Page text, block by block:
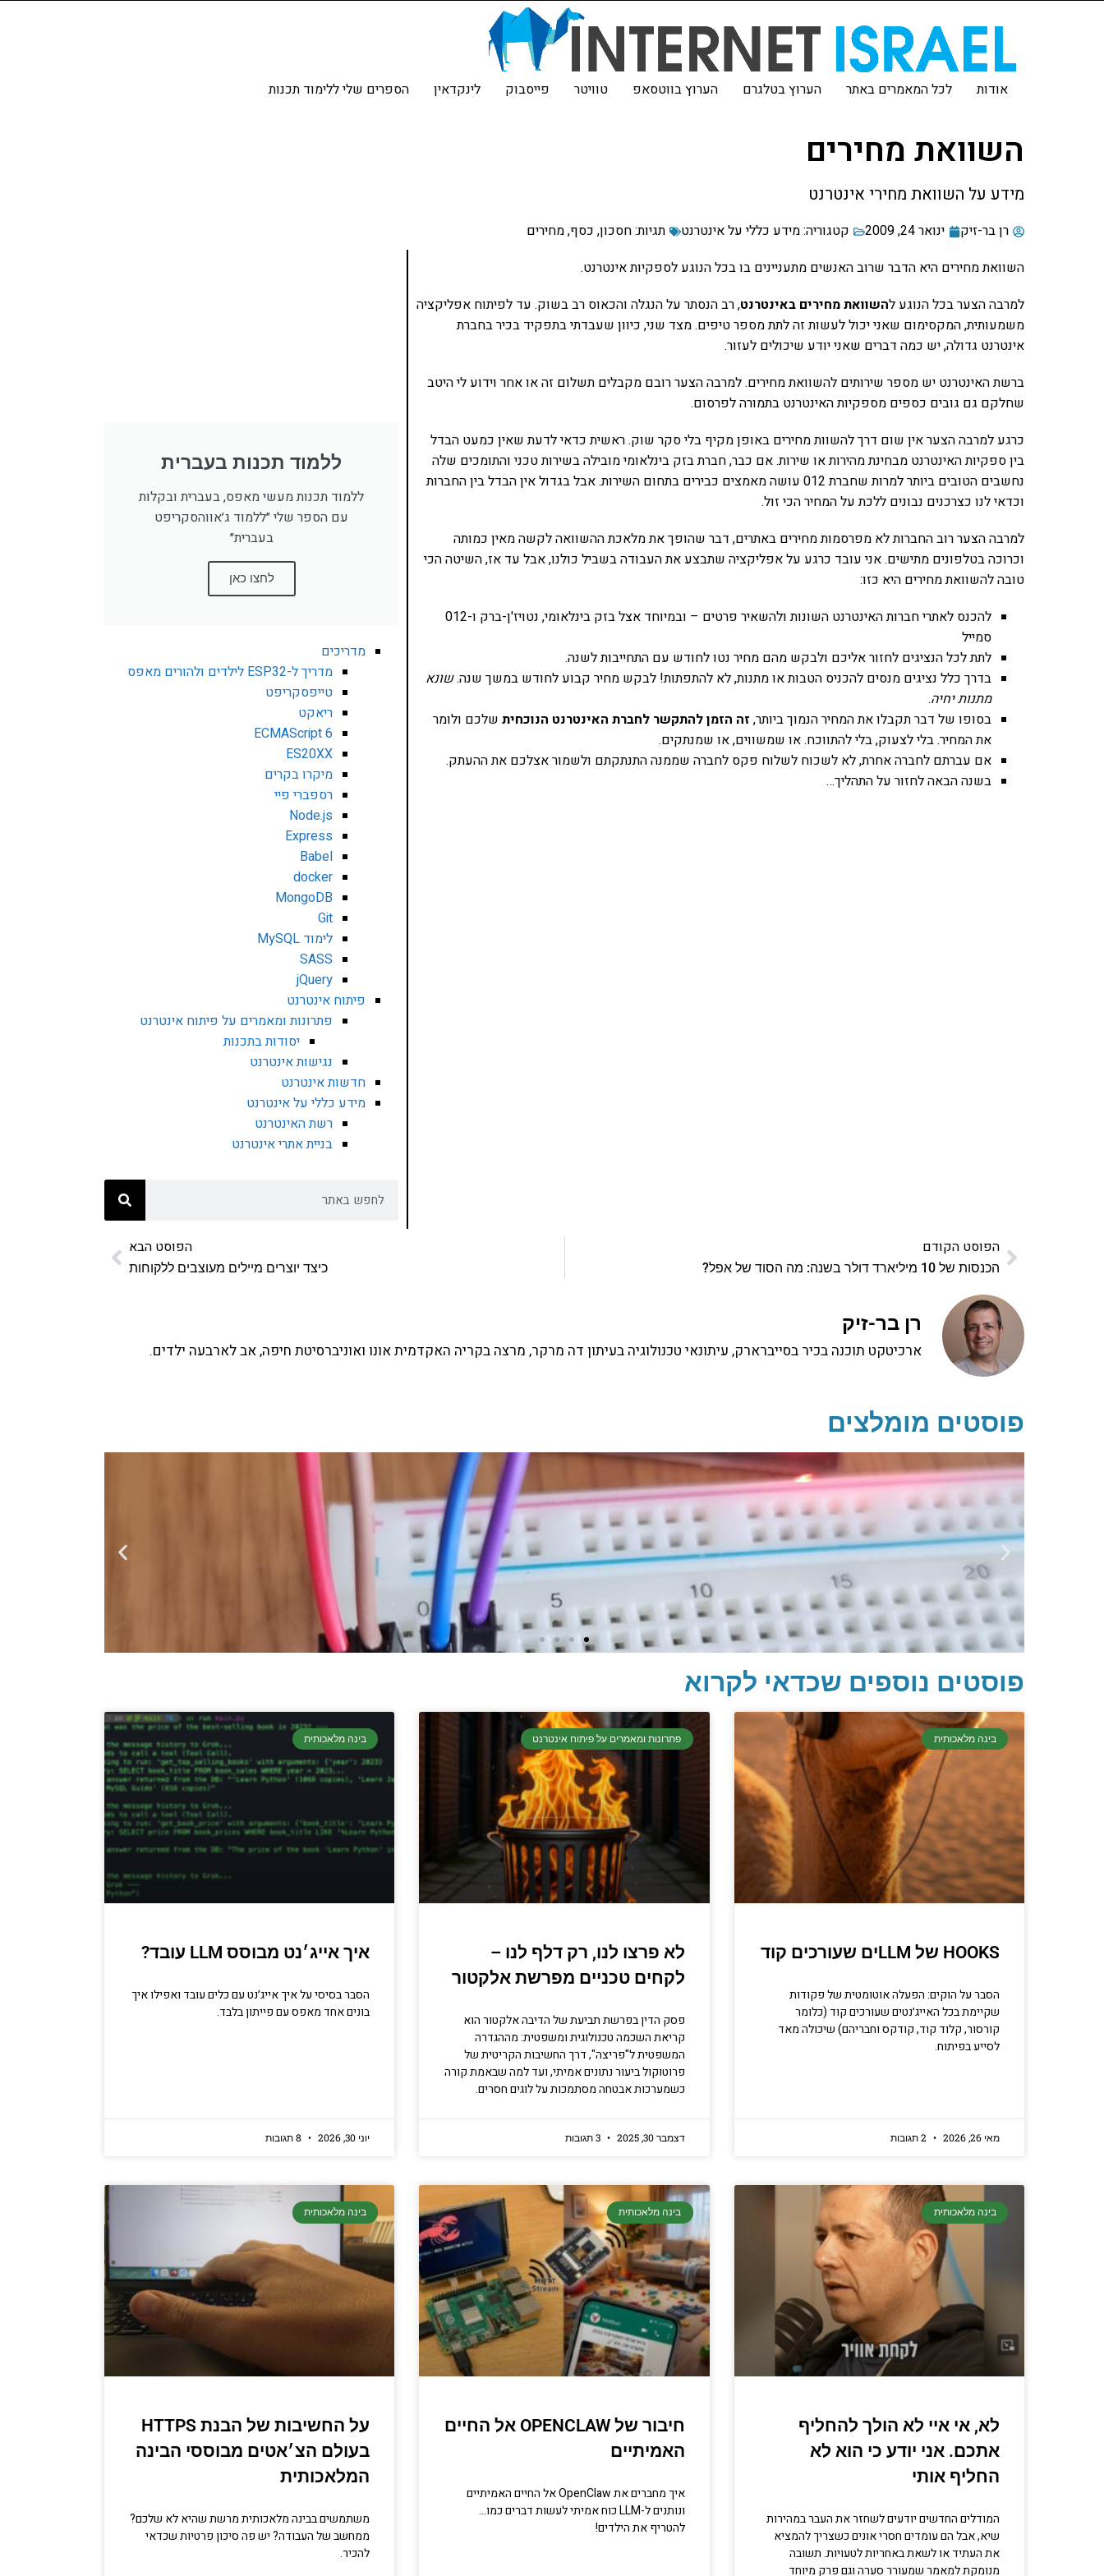
אודות לכל המאמרים באתר הערוץ בטלגרם הערוץ בווטסאפ טוויטר פייסבוק לינקדאין הספרים שלי ללימוד תכנות
השוואת מחירים
מידע על השוואת מחירי אינטרנט
רן בר-זיק ינואר 24, 2009 קטגוריה:מידע כללי על אינטרנט תגיות:חסכון, כסף,מחירים
השוואת מחירים היא הדבר שרוב האנשים מתעניינים בו בכל הנוגע לספקיות אינטרנט.
למרבה הצער בכל הנוגע להשוואת מחירים באינטרנט, רב הנסתר על הנגלה והכאוס רב בשוק. עד לפיתוח אפליקציה
משמעותית, המקסימום שאני יכול לעשות זה לתת מספר טיפים. מצד שני, כיוון שעבדתי בתפקיד בכיר בחברת
אינטרנט גדולה, יש כמה דברים שאני יודע שיכולים לעזור.
ברשת האינטרנט יש מספר שירותים להשוואת מחירים. למרבה הצער רובם מקבלים תשלום זה או אחר וידוע לי היטב
שחלקם גם גובים כספים מספקיות האינטרנט בתמורה לפרסום.
כרגע למרבה הצער אין שום דרך להשוות מחירים באופן מקיף בלי סקר שוק. ראשית כדאי לדעת שאין כמעט הבדל
בין ספקיות האינטרנט מבחינת מהירות או שירות. אם כבר, חברת בזק בינלאומי מובילה בשירות טכני והתומכים שלה
נחשבים הטובים ביותר למרות שחברת 012 עושה מאמצים כבירים בתחום השירות. אבל בגדול אין הבדל בין החברות
וכדאי לנו כצרכנים נבונים ללכת על המחיר הכי זול.
למרבה הצער רוב החברות לא מפרסמות מחירים באתרים, דבר שהופך את מלאכת ההשוואה לקשה מאין כמותה
וכרוכה בטלפונים מתישים. אני עובד כרגע על אפליקציה שתבצע את העבודה בשביל כולנו, אבל עד אז, השיטה הכי
טובה להשוואת מחירים היא כזו:
להכנס לאתרי חברות האינטרנט השונות ולהשאיר פרטים – ובמיוחד אצל בזק בינלאומי, נטויז'ן-ברק ו-012
סמייל
לתת לכל הנציגים לחזור אליכם ולבקש מהם מחיר נטו לחודש עם התחייבות לשנה.
בדרך כלל נציגים מנסים להכניס הטבות או מתנות, לא להתפתות! לבקש מחיר קבוע לחודש במשך שנה.שונא
מתנות יחיה.
בסופו של דבר תקבלו את המחיר הנמוך ביותר, זה הזמן להתקשר לחברת האינטרנט הנוכחית שלכם ולומר
את המחיר. בלי לצעוק, בלי להתווכח. או שמשווים, או שמנתקים.
אם עברתם לחברה אחרת, לא לשכוח לשלוח פקס לחברה שממנה התנתקתם ולשמור אצלכם את ההעתק.
בשנה הבאה לחזור על התהליך…
ללמוד תכנות בעברית
ללמוד תכנות מעשי מאפס, בעברית ובקלות
עם הספר שלי ״ללמוד ג׳אווהסקריפט
בעברית״
לחצו כאן
מדריכים
מדריך ל-ESP32 לילדים ולהורים מאפס
טייפסקריפט
ריאקט
ECMAScript 6
ES20XX
מיקרו בקרים
רספברי פיי
Node.js
Express
Babel
docker
MongoDB
Git
לימוד MySQL
SASS
jQuery
פיתוח אינטרנט
פתרונות ומאמרים על פיתוח אינטרנט
יסודות בתכנות
נגישות אינטרנט
חדשות אינטרנט
מידע כללי על אינטרנט
רשת האינטרנט
בניית אתרי אינטרנט
הפוסט הקודם
הכנסות של 10 מיליארד דולר בשנה: מה הסוד של אפל?
הפוסט הבא
כיצד יוצרים מיילים מעוצבים ללקוחות
רן בר-זיק
ארכיטקט תוכנה בכיר בסייברארק, עיתונאי טכנולוגיה בעיתון דה מרקר, מרצה בקריה האקדמית אונו ואוניברסיטת חיפה, אב לארבעה ילדים.
פוסטים מומלצים
פוסטים נוספים שכדאי לקרוא
בינה מלאכותית
HOOKS של LLMים שעורכים קוד
הסבר על הוקים: הפעלה אוטומטית של פקודות
שקיימת בכל האייג׳נטים שעורכים קוד (כלומר
קורסור, קלוד קוד, קודקס וחבריהם) שיכולה מאד
לסייע בפיתוח.
מאי 26, 2026
פתרונות ומאמרים על פיתוח אינטרנט
לא פרצו לנו, רק דלף לנו –
לקחים טכניים מפרשת אלקטור
פסק הדין בפרשת תביעת של הדיבה אלקטור הוא
קריאת השכמה טכנולוגית ומשפטית: מההגדרה
המשפטית ל"פריצה", דרך החשיבות הקריטית של
פרוטוקול ביעור נתונים אמיתי, ועד למה שבאמת קורה
כשמערכות אבטחה מסתמכות על לוגים חסרים.
דצמבר 30, 2025 3 תגובות
בינה מלאכותית
איך אייג׳נט מבוסס LLM עובד?
הסבר בסיסי על איך אייג׳נט עם כלים עובד ואפילו איך
בונים אחד מאפס עם פייתון בלבד.
יוני 30, 2026
בינה מלאכותית
לא, אי איי לא הולך להחליף
אתכם. אני יודע כי הוא לא
החליף אותי
המודלים החדשים יודעים לשחזר את העבר במהירות
שיא, אבל הם עומדים חסרי אונים כשצריך להמציא
את העתיד או לשאת באחריות לטעויות. תשובה
מנומקת למאמר שמעורר סערה וגם פרק מיוחד
בינה מלאכותית
חיבור של OPENCLAW אל החיים
האמיתיים
איך מחברים את OpenClaw אל החיים האמיתיים
ונותנים ל-LLM כוח אמיתי לעשות דברים כמו…
להטריף את הילדים!
בינה מלאכותית
על החשיבות של הבנת HTTPS
בעולם הצ׳אטים מבוססי הבינה
המלאכותית
משתמשים בבינה מלאכותית מרשת שהיא לא שלכם?
ממחשב של העבודה? יש פה סיכון פרטיות שכדאי
להכיר.